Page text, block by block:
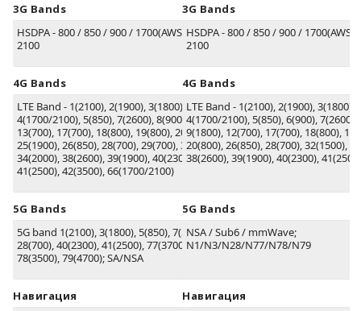
3G Bands
HSDPA - 800 / 850 / 900 / 1700(AWS) / 1900 /
2100
4G Bands
LTE Band - 1(2100), 2(1900), 3(1800),
4(1700/2100), 5(850), 7(2600), 8(900), 12(700),
13(700), 17(700), 18(800), 19(800), 20(800),
25(1900), 26(850), 28(700), 29(700), 32(1500),
34(2000), 38(2600), 39(1900), 40(2300),
41(2500), 42(3500), 66(1700/2100)
5G Bands
5G band 1(2100), 3(1800), 5(850), 7(2600),
28(700), 40(2300), 41(2500), 77(3700),
78(3500), 79(4700); SA/NSA
Навигация
3G Bands
HSDPA - 800 / 850 / 900 / 1700(AWS)
2100
4G Bands
LTE Band - 1(2100), 2(1900), 3(1800),
4(1700/2100), 5(850), 6(900), 7(2600),
9(1800), 12(700), 17(700), 18(800),
20(800), 26(850), 28(700), 32(1500),
38(2600), 39(1900), 40(2300),
5G Bands
NSA / Sub6 / mmWave;
N1/N3/N28/N77/N78/N79
Навигация